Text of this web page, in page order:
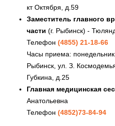
кт Октября, д.59
Заместитель главного
части (г. Рыбинск) -
Телефон (4855) 21-18-66
Часы приема:
Рыбинск, ул. З.
Губкина, д.25
Главная медицинская
Анатольевна
Телефон (4852)73-84-94